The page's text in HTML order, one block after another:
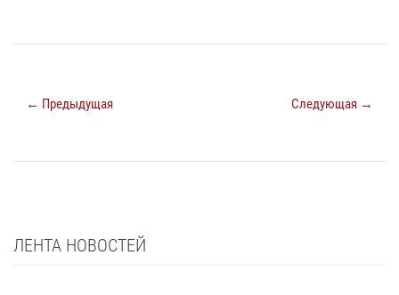
← Предыдущая Следующая →
ЛЕНТА НОВОСТЕЙ